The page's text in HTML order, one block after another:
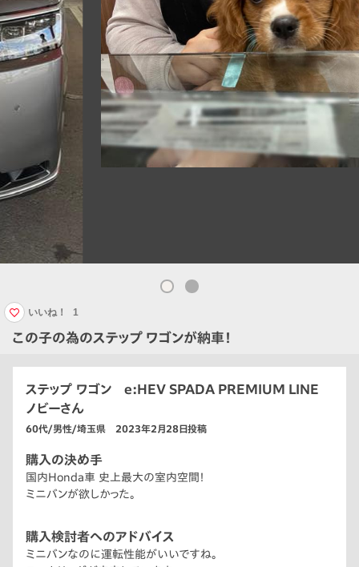
この子の為のステップ ワゴンが納車！
いいね！ 1
ステップ ワゴン e:HEV SPADA PREMIUM LINE
ノビーさん
60代/男性/埼玉県 2023年2月28日投稿
購入の決め手
国内Honda車 史上最大の室内空間！
ミニバンが欲しかった。
購入検討者へのアドバイス
ミニバンなのに運転性能がいいですね。